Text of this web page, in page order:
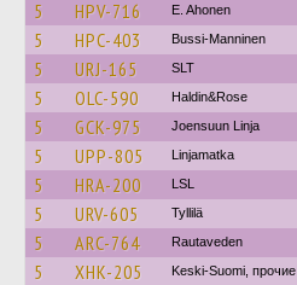
5 HPV-716 E. Ahonen
5 HPC-403 Bussi-Manninen
5 URJ-165 SLT
5 OLC-590 Haldin&Rose
5 GCK-975 Joensuun Linja
5 UPP-805 Linjamatka
5 HRA-200 LSL
5 URV-605 Tyllilä
5 ARC-764 Rautaveden
5 XHK-205 Keski-Suomi, прочие